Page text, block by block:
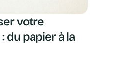
votre
du papier à la